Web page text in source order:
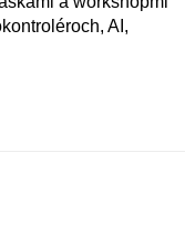
AI,